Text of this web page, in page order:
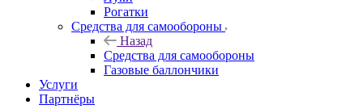
Рогатки
Средства для самообороны
Назад
Средства для самообороны
Газовые баллончики
Услуги
Партнёры